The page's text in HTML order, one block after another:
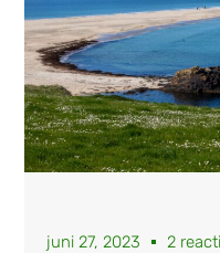
juni 27, 2023 2